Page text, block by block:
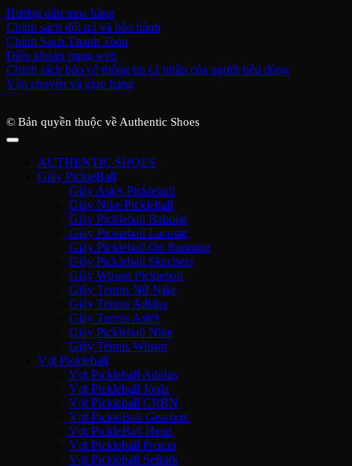
Hướng dẫn mua hàng
Chính sách đổi trả và bảo hành
Chính Sách Thanh Toán
Điều khoản trang web
Chính sách bảo vệ thông tin cá nhân của người tiêu dùng
Vận chuyển và giao hàng
© Bản quyền thuộc về Authentic Shoes
AUTHENTIC SHOES
Giày PickleBall
Giày Asics Pickleball
Giày Nike Pickleball
Giày Pickleball Babolat
Giày Pickleball Lacoste
Giày Pickleball On Running
Giày Pickleball Skechers
Giày Wilson Pickleball
Giày Tennis Nữ Nike
Giày Tennis Adidas
Giày Tennis Asics
Giày Pickleball Nike
Giày Tennis Wilson
Vợt Pickleball
Vợt Pickleball Adidas
Vợt Pickleball Joola
Vợt Pickleball CRBN
Vợt PickleBall Gearbox
Vợt PickleBall Head
Vợt Pickleball Proton
Vợt Pickleball Selkirk